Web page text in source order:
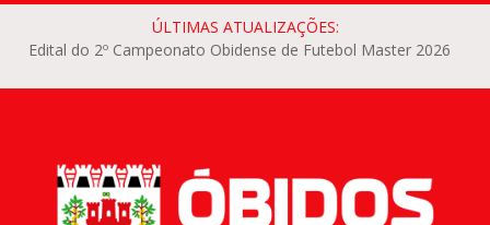
ÚLTIMAS ATUALIZAÇÕES:
Edital do 2º Campeonato Obidense de Futebol Master 2026